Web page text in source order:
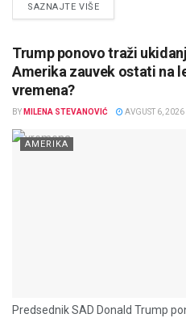
SAZNAJTE VIŠEDETAILS
Trump ponovo traži
Amerika zauvek ostati na
vremena?
BY MILENA STEVANOVIĆ AVGUST 6, 2026
AMERIKA
Predsednik SAD Donald Trump